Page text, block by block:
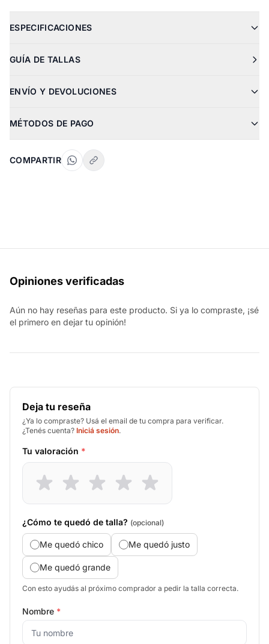
ESPECIFICACIONES
GUÍA DE TALLAS
ENVÍO Y DEVOLUCIONES
MÉTODOS DE PAGO
COMPARTIR
Opiniones verificadas
Aún no hay reseñas para este producto. Si ya lo compraste, ¡sé
el primero en dejar tu opinión!
Deja tu reseña
¿Ya lo compraste? Usá el email de tu compra para verificar.
¿Tenés cuenta? Iniciá sesión.
Tu valoración *
¿Cómo te quedó de talla? (opcional)
Me quedó chico Me quedó justo
Me quedó grande
Con esto ayudás al próximo comprador a pedir la talla correcta.
Nombre *